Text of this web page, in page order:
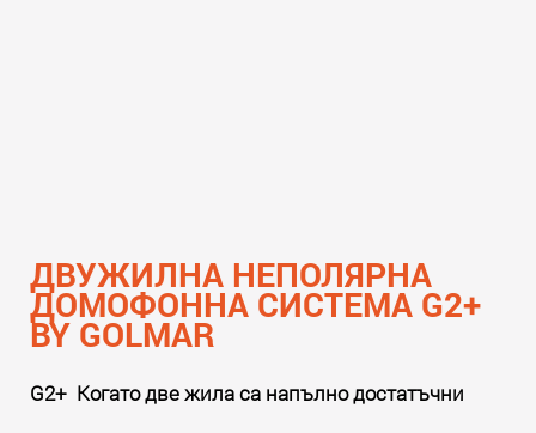
ДВУЖИЛНА НЕПОЛЯРНА
ДОМОФОННА СИСТЕМА G2+
BY GOLMAR
G2+ Когато две жила са напълно достатъчни